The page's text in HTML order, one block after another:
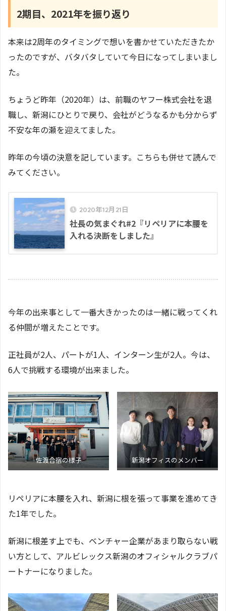
2期目、2021年を振り返り
本来は2周年のタイミングで想いを書かせていただきたか
ったのですが、バタバタしていて今日になってしまいまし
た。
ちょうど昨年（2020年）は、前職のヤフー株式会社を退
職し、新潟にひとりで戻り、会社がどうなるかも分からず
不安な年の瀬を迎えてました。
昨年の今頃の決意を記しています。こちらも併せて読んで
みてください。
2020年12月21日
社長の気まぐれ#2『リペリアに本腰を
入れる決断をしました』
今年の出来事として一番大きかったのは一緒に戦ってくれ
る仲間が増えたことです。
正社員が2人、パートが1人、 インターン生が2人。今は、
6人で挑戦する環境が出来ました。
佐渡合宿の様子 新潟オフィスのメンバー
リペリアに本腰を入れ、新潟に根を張って事業を進めてき
た1年でした。
新潟に根差す上でも、ベンチャー企業があまり取らない戦
い方として、アルビレックス新潟のオフィシャルクラブパ
ートナーになりました。